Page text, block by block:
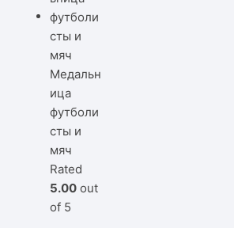
Медальн
ица
футболи
сты и
мяч
Rated
5.00 out
of 5